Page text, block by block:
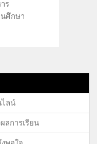
ร
ศึกษา
ไลน์
ลการเรียน